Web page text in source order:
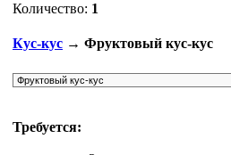
Количество: 1
Кус-кус → Фруктовый кус-кус
Требуется: